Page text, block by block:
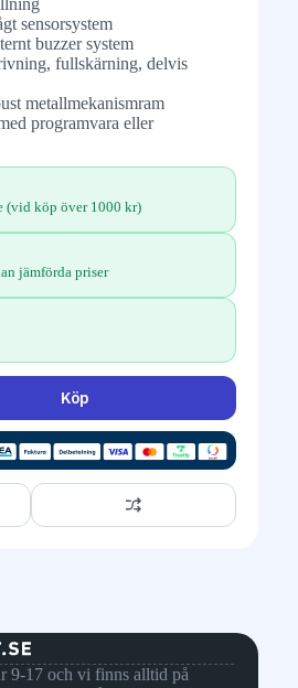
sensorsystem
buzzer system
fullskärning, delvis
metallmekanismram
programvara eller
(vid köp över 1000 kr)
jämförda priser
Köp
9-17 och vi finns alltid på